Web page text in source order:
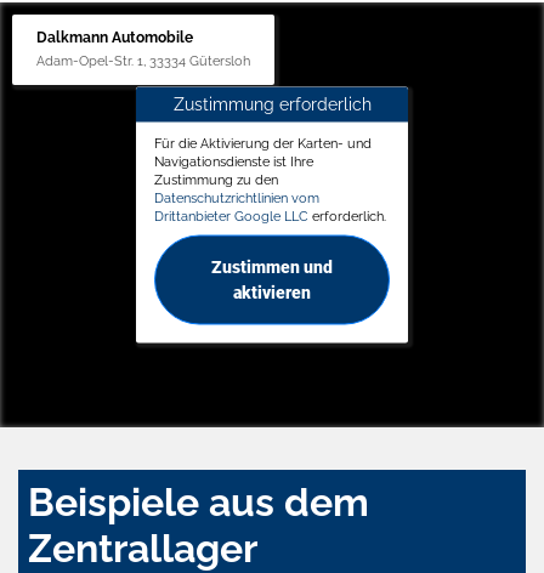
Dalkmann Automobile
Adam-Opel-Str. 1, 33334 Gütersloh
Zustimmung erforderlich
Für die Aktivierung der Karten- und
Navigationsdienste ist Ihre
Zustimmung zu den
Datenschutzrichtlinien vom
Drittanbieter Google LLC erforderlich.
Zustimmen und
aktivieren
Beispiele aus dem
Zentrallager